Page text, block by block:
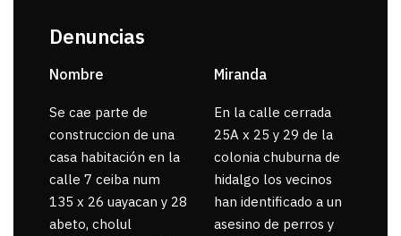
Denuncias
Nombre
Se cae parte de
construccion de una
casa habitación en la
calle 7 ceiba num
135 x 26 uayacan y 28
abeto, cholul
Miranda
En la calle cerrada
25A x 25 y 29 de la
colonia chuburna de
hidalgo los vecinos
han identificado a un
asesino de perros y